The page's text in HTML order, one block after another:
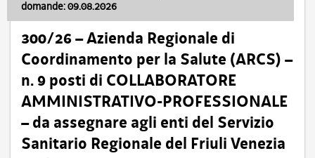
domande: 09.08.2026
300/26 – Azienda Regionale di
Coordinamento per la Salute (ARCS) –
n. 9 posti di COLLABORATORE
AMMINISTRATIVO-PROFESSIONALE
– da assegnare agli enti del Servizio
Sanitario Regionale del Friuli Venezia